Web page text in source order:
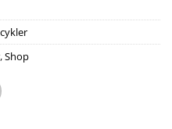
,Shop